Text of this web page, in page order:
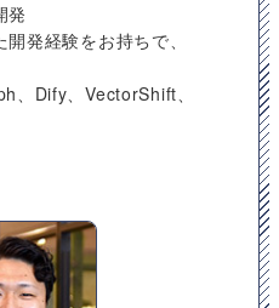
発
発経験をお持ちで、
Dify、VectorShift、